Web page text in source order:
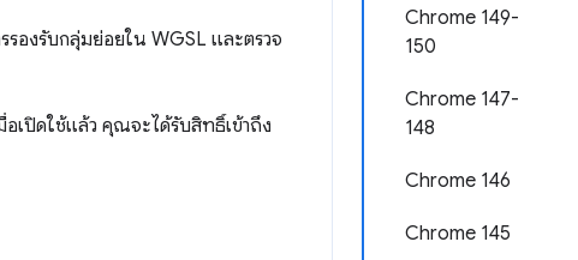
Chrome 149-
150
Chrome 147-
148
Chrome 146
Chrome 145
รองรับกลุ่มย่อยใน WGSL และตรวจ
อเปิดใช้แล้ว คุณจะได้รับสิทธิ์เข้าถึง